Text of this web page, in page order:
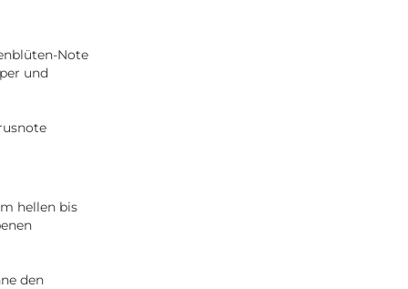
Note
und
hellen bis
den